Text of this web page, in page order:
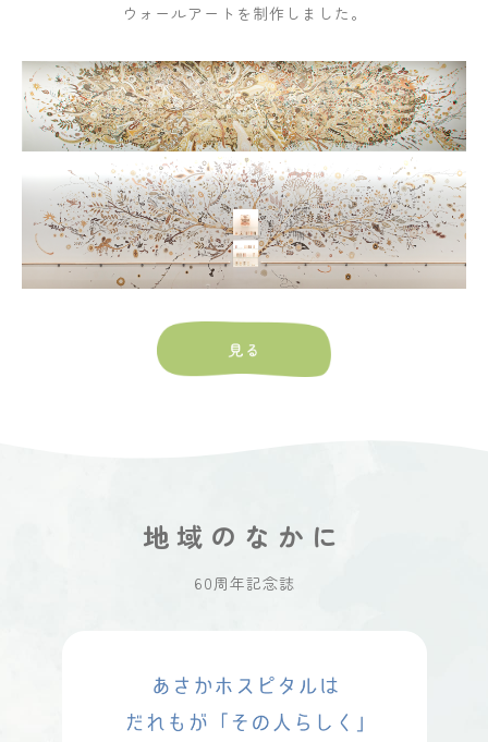
ウォールアートを制作しました。
地域のなかに
60周年記念誌